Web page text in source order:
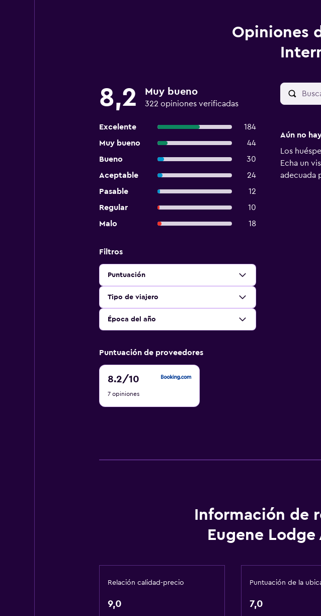
Opiniones
8,2 Muy bueno
322 opiniones verificadas
Excelente
184
Muy bueno
44
Bueno
30
Aceptable
24
Pasable
12
Regular
10
Malo
18
Filtros
Puntuación
Tipo de viajero
Época del año
Puntuación de proveedores
8.2/10
8.2
10
7 opiniones
Aún no
Los
Echa un
adecuada
Información de
Eugene
Relación calidad-precio
9,0
Puntuación de la
7,0